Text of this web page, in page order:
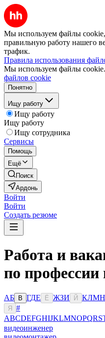
Мы используем файлы
правильную работу нашего
трафик.
Правила использования
Мы используем файлы cookie.
файлов cookie
Понятно
Ищу работу
Ищу работу
Ищу работу
Ищу сотрудника
Сервисы
Помощь
Ещё
Поиск
Ардонь
Войти
Войти
Создать резюме
Работа и
по
АБ В ГДЕ Ё ЖЗИ Й КЛМН
Я
#
ABCDEFGHIJKLMNOPQRS
видеоинженер